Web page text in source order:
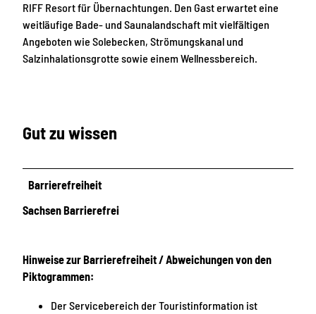
RIFF Resort für Übernachtungen. Den Gast erwartet eine
weitläufige Bade- und Saunalandschaft mit vielfältigen
Angeboten wie Solebecken, Strömungskanal und
Salzinhalationsgrotte sowie einem Wellnessbereich.
Gut zu wissen
Barrierefreiheit
Sachsen Barrierefrei
Hinweise zur Barrierefreiheit / Abweichungen von den
Piktogrammen:
Der Servicebereich der Touristinformation ist